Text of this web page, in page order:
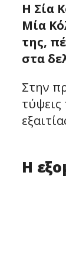
Η Σία
Μία
της,
στα
Στην
τύψεις
Η